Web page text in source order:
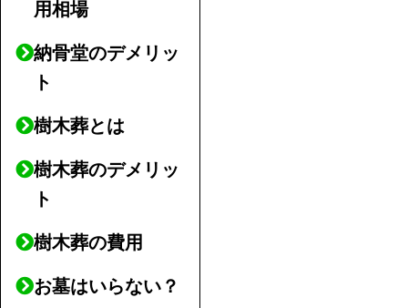
用相場
納骨堂のデメリッ
ト
樹木葬とは
樹木葬のデメリッ
ト
樹木葬の費用
お墓はいらない？